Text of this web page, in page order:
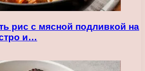
рис с мясной подливкой на
и…